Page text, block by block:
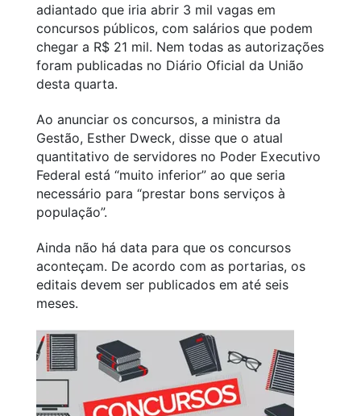
adiantado que iria abrir 3 mil vagas em
concursos públicos, com salários que podem
chegar a R$ 21 mil. Nem todas as autorizações
foram publicadas no Diário Oficial da União
desta quarta.
Ao anunciar os concursos, a ministra da
Gestão, Esther Dweck, disse que o atual
quantitativo de servidores no Poder Executivo
Federal está “muito inferior” ao que seria
necessário para “prestar bons serviços à
população”.
Ainda não há data para que os concursos
aconteçam. De acordo com as portarias, os
editais devem ser publicados em até seis
meses.